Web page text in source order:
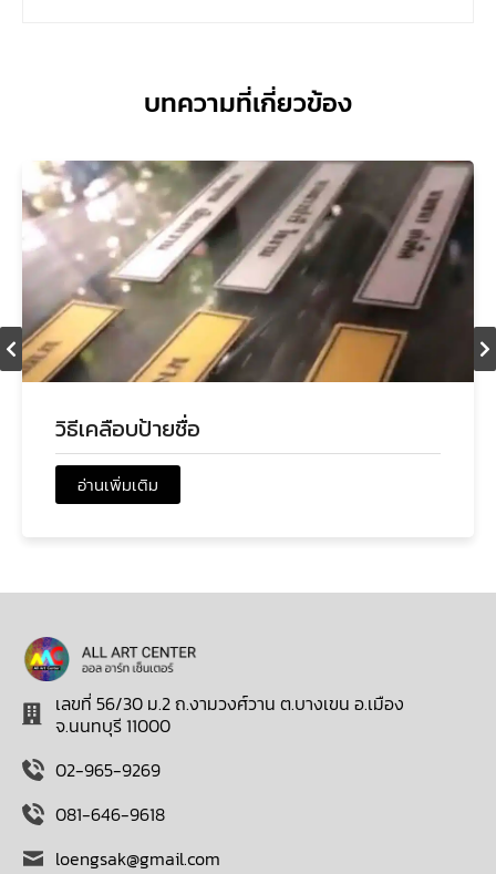
บทความที่เกี่ยวข้อง
วิธีเคลือบป้ายชื่อ
อ่านเพิ่มเติม
เลขที่ 56/30 ม.2 ถ.งามวงศ์วาน ต.บางเขน อ.เมือง
จ.นนทบุรี 11000
02-965-9269
081-646-9618
loengsak@gmail.com